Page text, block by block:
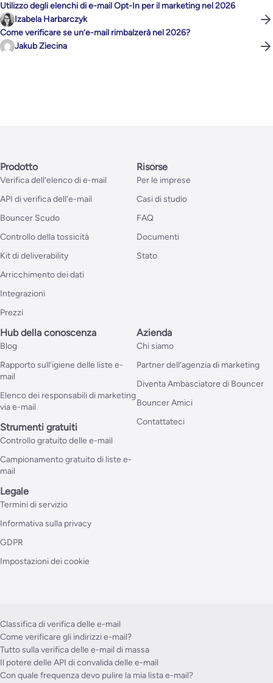
Utilizzo degli elenchi di e-mail Opt-In per il marketing nel 2026
Izabela Harbarczyk
Come verificare se un’e-mail rimbalzerà nel 2026?
Jakub Ziecina
Prodotto
Verifica dell’elenco di e-mail
API di verifica dell’e-mail
Bouncer Scudo
Controllo della tossicità
Kit di deliverability
Arricchimento dei dati
Integrazioni
Prezzi
Risorse
Per le imprese
Casi di studio
FAQ
Documenti
Stato
Hub della conoscenza
Blog
Rapporto sull’igiene delle liste e-
mail
Elenco dei responsabili di marketing
via e-mail
Strumenti gratuiti
Controllo gratuito delle e-mail
Campionamento gratuito di liste e-
mail
Azienda
Chi siamo
Partner dell’agenzia di marketing
Diventa Ambasciatore di Bouncer
Bouncer Amici
Contattateci
Legale
Termini di servizio
Informativa sulla privacy
GDPR
Impostazioni dei cookie
Classifica di verifica delle e-mail
Come verificare gli indirizzi e-mail?
Tutto sulla verifica delle e-mail di massa
Il potere delle API di convalida delle e-mail
Con quale frequenza devo pulire la mia lista e-mail?